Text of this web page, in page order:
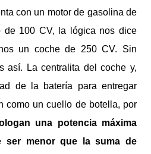
con un motor de gasolina de
de 100 CV, la lógica nos dice
un coche de 250 CV. Sin
así. La centralita del coche y,
de la batería para entregar
como un cuello de botella, por
una potencia máxima
ser menor que la suma de